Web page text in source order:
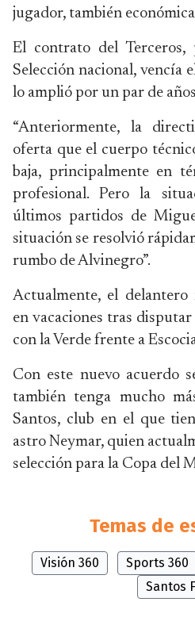
jugador, también
El contrato del
Selección nacional, vencía
lo amplió por un par de
“Anteriormente, la
oferta que el cuerpo
baja, principalmente en
profesional. Pero la
últimos partidos de
situación se resolvió
rumbo de Alvinegro”.
Actualmente, el delantero
en vacaciones tras
con la Verde frente a
Con este nuevo acuerdo
también tenga mucho
Santos, club en el que
astro Neymar, quien
selección para la Copa del
Temas de
Visión 360 Sports 360
Santos